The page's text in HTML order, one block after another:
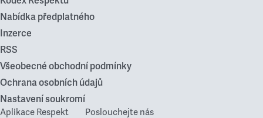
Nabídka předplatného
Inzerce
RSS
Všeobecné obchodní podmínky
Ochrana osobních údajů
Nastavení soukromí
Aplikace Respekt Poslouchejte nás